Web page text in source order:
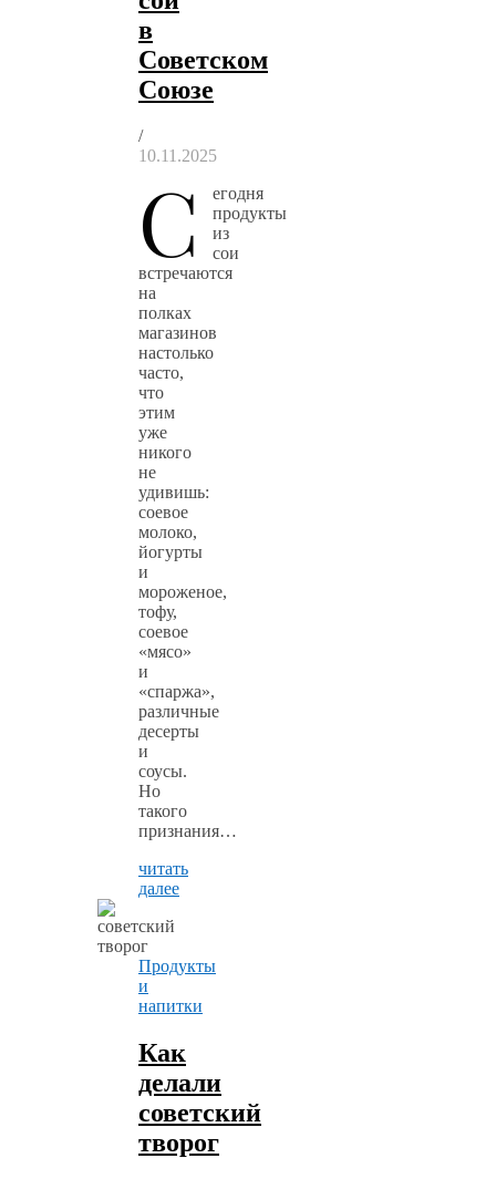
в
Советском
Союзе
/
10.11.2025
С
егодня
продукты
из
сои
встречаются
на
полках
магазинов
настолько
часто,
что
этим
уже
никого
не
удивишь:
соевое
молоко,
йогурты
и
мороженое,
тофу,
соевое
«мясо»
и
«спаржа»,
различные
десерты
и
соусы.
Но
такого
признания…
читать
далее
Продукты
и
напитки
Как
делали
советский
творог